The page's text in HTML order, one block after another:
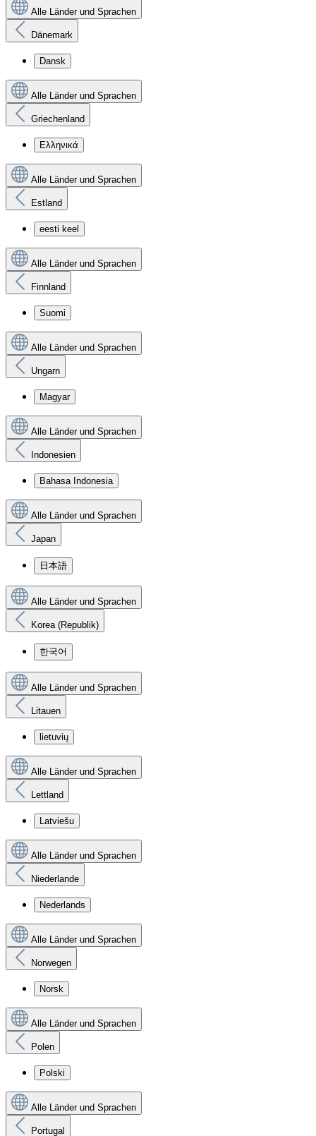
Alle Länder und Sprachen
Dänemark
Dansk
Alle Länder und Sprachen
Griechenland
Ελληνικά
Alle Länder und Sprachen
Estland
eesti keel
Alle Länder und Sprachen
Finnland
Suomi
Alle Länder und Sprachen
Ungarn
Magyar
Alle Länder und Sprachen
Indonesien
Bahasa Indonesia
Alle Länder und Sprachen
Japan
日本語
Alle Länder und Sprachen
Korea (Republik)
한국어
Alle Länder und Sprachen
Litauen
lietuvių
Alle Länder und Sprachen
Lettland
Latviešu
Alle Länder und Sprachen
Niederlande
Nederlands
Alle Länder und Sprachen
Norwegen
Norsk
Alle Länder und Sprachen
Polen
Polski
Alle Länder und Sprachen
Portugal